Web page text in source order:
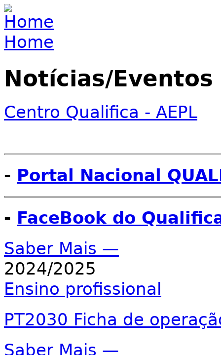
Jump to navigation
You are here
Home
Notícias/Eventos
Centro Qualifica - AEPL
- Portal Nacional
- FaceBook do
Saber Mais —
2024/2025
Ensino profissional
PT2030 Ficha de
Saber Mais —